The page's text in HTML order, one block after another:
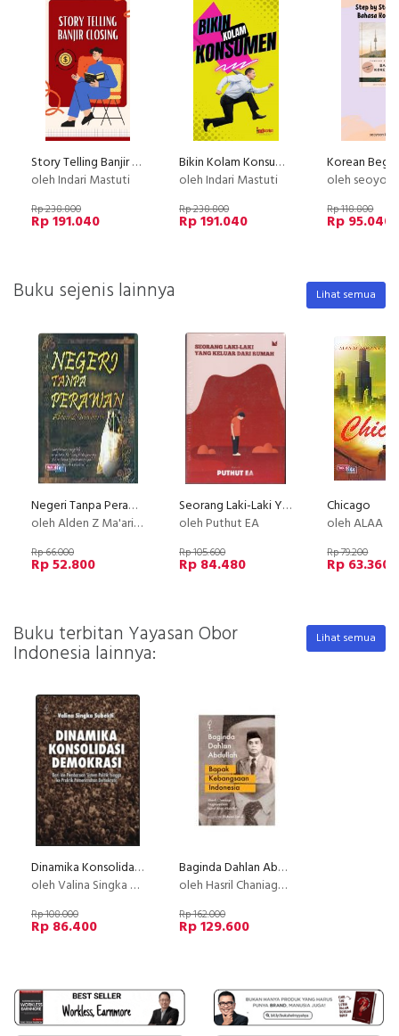
Story Telling Banjir Closing
oleh Indari Mastuti
Rp 238.800
Rp 191.040
Bikin Kolam Konsumen
oleh Indari Mastuti
Rp 238.800
Rp 191.040
oleh seoyoon
Rp 118.800
Rp 95.040
Buku sejenis lainnya Lihat semua
Negeri Tanpa Perawan
oleh Alden Z Ma'arive
Rp 66.000
Rp 52.800
Seorang Laki-Laki Yang Keluar Dari Rumah (New Cover)
oleh Puthut EA
Rp 105.600
Rp 84.480
Chicago
oleh ALAA
Rp 79.200
Rp 63.360
Buku terbitan Yayasan Obor
Indonesia lainnya:
Lihat semua
Dinamika Konsolidasi Demokrasi (Disc 50%)
oleh Valina Singka Subekti
Rp 108.000
Rp 86.400
Baginda Dahlan Abdullah - Bapak Kebangsaan Indonesia
oleh Hasril Chaniago, Nopriyasman, dan Iqbal Alan Abdullah
Rp 162.000
Rp 129.600